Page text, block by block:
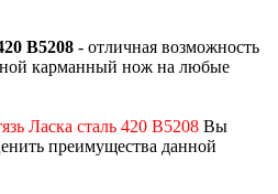
B5208 - отличная возможность
карманный нож на любые
Ласка сталь 420 B5208 Вы
преимущества данной